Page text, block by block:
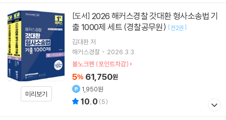
미리보기
[도서]
출 1000제 세트 (경찰공무원) [전2권 ]
김대환저
해커스경찰
2026.3.3.
볼노크펜 (포인트차감)
5% 61,750원
1,950원
10.0 (5)